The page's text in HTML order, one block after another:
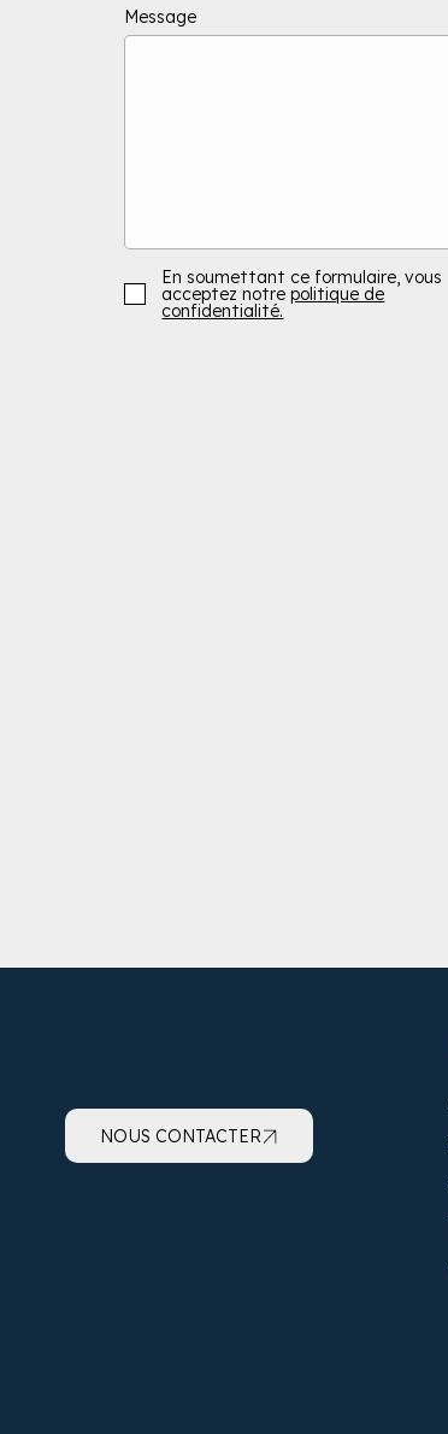
Message
En soumettant ce formulaire, vous
acceptez notre politique de
confidentialité.
NOUS CONTACTER